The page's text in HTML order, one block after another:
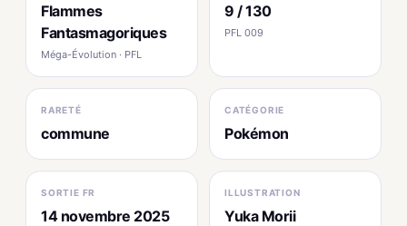
Flammes
Fantasmagoriques
Méga-Évolution · PFL
9 / 130
PFL 009
RARETÉ
commune
CATÉGORIE
Pokémon
SORTIE FR
14 novembre 2025
ILLUSTRATION
Yuka Morii